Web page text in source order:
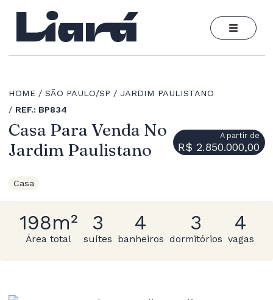
HOME SÃO PAULO/SP
JARDIM PAULISTANO
REF.: BP834
Casa Para Venda No
Jardim Paulistano
A partir de
R$ 2.850.000,00
Casa
198m²
Área total
3
suítes
4
banheiros
3
dormitórios
4
vagas